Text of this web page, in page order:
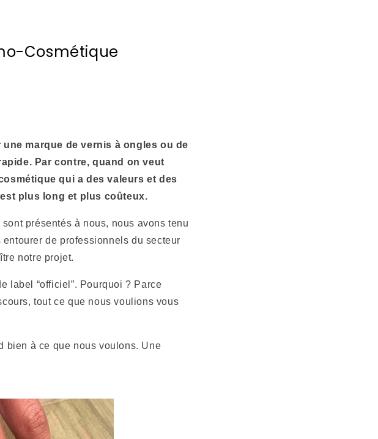
Cosmétique
marque de vernis à ongles ou de
Par contre, quand on veut
qui a des valeurs et des
plus long et plus coûteux.
présentés à nous, nous avons tenu
de professionnels du secteur
notre projet.
label “officiel”. Pourquoi ? Parce
tout ce que nous voulions vous
bien à ce que nous voulons. Une